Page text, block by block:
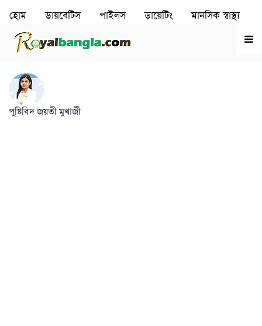
হোম ডায়বেটিস পাইলস ডায়েটিং মানসিক স্বাস্থ‌্য
রূপচর্চা হৃদরোগ
পুষ্টিবিদ জয়তী মুখার্জী